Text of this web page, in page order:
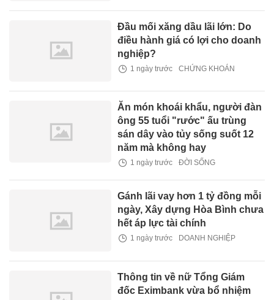
Đầu mối xăng dầu lãi lớn: Do
điều hành giá có lợi cho doanh
nghiệp?
1 ngày trước CHỨNG KHOÁN
Ăn món khoái khẩu, người đàn
ông 55 tuổi "rước" ấu trùng
sán dây vào tủy sống suốt 12
năm mà không hay
1 ngày trước ĐỜI SỐNG
Gánh lãi vay hơn 1 tỷ đồng mỗi
ngày, Xây dựng Hòa Bình chưa
hết áp lực tài chính
1 ngày trước DOANH NGHIỆP
Thông tin về nữ Tổng Giám
đốc Eximbank vừa bổ nhiệm